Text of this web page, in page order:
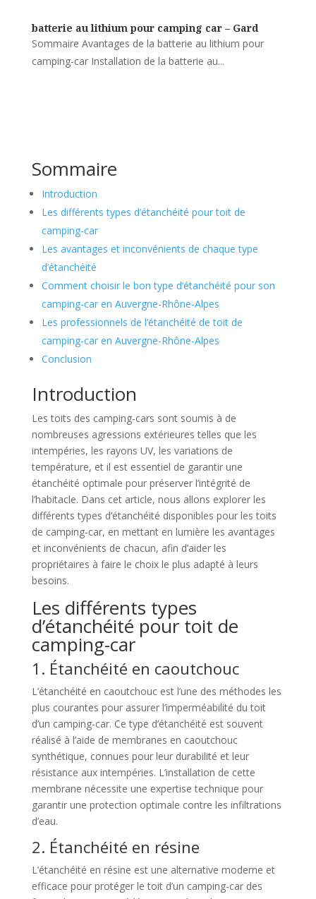
batterie au lithium pour camping car – Gard
Sommaire Avantages de la batterie au lithium pour
camping-car Installation de la batterie au...
Sommaire
Introduction
Les différents types d’étanchéité pour toit de
camping-car
Les avantages et inconvénients de chaque type
d’étanchéité
Comment choisir le bon type d’étanchéité pour son
camping-car en Auvergne-Rhône-Alpes
Les professionnels de l’étanchéité de toit de
camping-car en Auvergne-Rhône-Alpes
Conclusion
Introduction
Les toits des camping-cars sont soumis à de
nombreuses agressions extérieures telles que les
intempéries, les rayons UV, les variations de
température, et il est essentiel de garantir une
étanchéité optimale pour préserver l’intégrité de
l’habitacle. Dans cet article, nous allons explorer les
différents types d’étanchéité disponibles pour les toits
de camping-car, en mettant en lumière les avantages
et inconvénients de chacun, afin d’aider les
propriétaires à faire le choix le plus adapté à leurs
besoins.
Les différents types
d’étanchéité pour toit de
camping-car
1. Étanchéité en caoutchouc
L’étanchéité en caoutchouc est l’une des méthodes les
plus courantes pour assurer l’imperméabilité du toit
d’un camping-car. Ce type d’étanchéité est souvent
réalisé à l’aide de membranes en caoutchouc
synthétique, connues pour leur durabilité et leur
résistance aux intempéries. L’installation de cette
membrane nécessite une expertise technique pour
garantir une protection optimale contre les infiltrations
d’eau.
2. Étanchéité en résine
L’étanchéité en résine est une alternative moderne et
efficace pour protéger le toit d’un camping-car des